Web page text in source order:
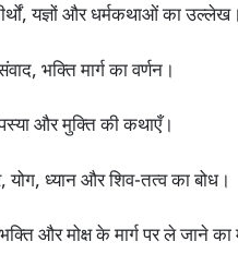
यज्ञों और धर्मकथाओं का उल्लेख।
भक्ति मार्ग का वर्णन।
और मुक्ति की कथाएँ।
योग, ध्यान और शिव-तत्व का बोध।
और मोक्ष के मार्ग पर ले जाने